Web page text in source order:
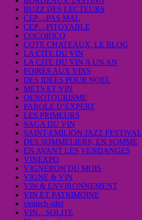
BUZZ DES LECTEURS
CEP…PAS MAL
CEP…PITOYABLE
COCORICO
COTE CHATEAUX, LE BLOG
LA CITE DU VIN
LA CITE DU VIN A UN AN
FOIRES AUX VINS
DES IDEES POUR NOEL
METS ET VIN
OENOTOURISME
PAROLE D’EXPERT
LES PRIMEURS
SAGA DU VIN
SAINT-EMILION JAZZ FESTIVAL
DES SOMMELIERS, EN SOMME
EN AVANT LES VENDANGES
VINEXPO
VIGNERON DU MOIS
VIGNE & VIN
VIN & ENVIRONNEMENT
VIN ET PATRIMOINE
vinitech-sifel
VIN…SOLITE